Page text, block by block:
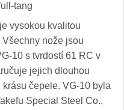
tang
vysokou kvalitou
nože jsou
10 s tvrdostí 61 RC v
jejich dlouhou
čepele. VG-10 byla
Special Steel Co.,